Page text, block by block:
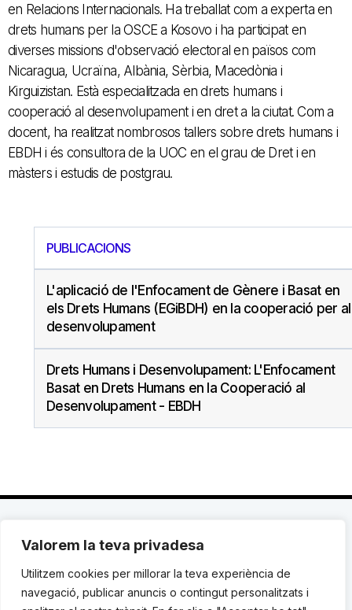
Valorem la teva privadesa
Utilitzem cookies per millorar la teva experiència de
navegació, publicar anuncis o contingut personalitzats i
en Relacions Internacionals. Ha treballat com a experta en
drets humans per la OSCE a Kosovo i ha participat en
diverses missions d'observació electoral en països com
Nicaragua, Ucraïna, Albània, Sèrbia, Macedònia i
Kirguizistan. Està especialitzada en drets humans i
cooperació al desenvolupament i en dret a la ciutat. Com a
docent, ha realitzat nombrosos tallers sobre drets humans i
EBDH i és consultora de la UOC en el grau de Dret i en
màsters i estudis de postgrau.
PUBLICACIONS
L'aplicació de l'Enfocament de Gènere i Basat en
els Drets Humans (EGiBDH) en la cooperació per al
desenvolupament
Drets Humans i Desenvolupament: L'Enfocament
Basat en Drets Humans en la Cooperació al
Desenvolupament - EBDH
C. Avinyó 44, 2n | 08002 Barcelona |
119 03 72|institut@idhc.org
© Institut de Drets Humans de Catalunya.